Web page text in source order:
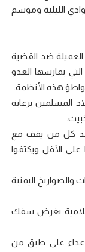
الليلية وموسم
العميلة ضد القضية
يمارسها العدو
تواطؤ هذه الأنظمة.
المسلمين برعاية
وضد كل من يقف مع
الأقل ويكتفوا
والصواريخ اليمنية
بغرض سفك
على طبق من